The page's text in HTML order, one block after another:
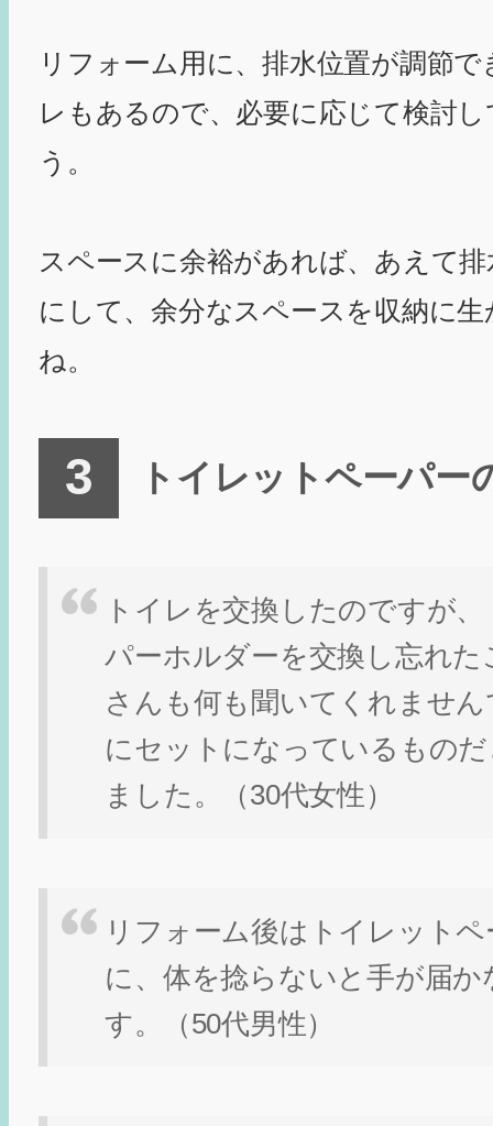
リフォーム用に、排水位置が調節
レもあるので、必要に応じて検討
う。
スペースに余裕があれば、あえて
にして、余分なスペースを収納に
ね。
トイレットペーパー
トイレを交換したのですが
パーホルダーを交換し忘れた
さんも何も聞いてくれませ
にセットになっているもの
ました。（30代女性）
リフォーム後はトイレット
に、体を捻らないと手が届
す。（50代男性）